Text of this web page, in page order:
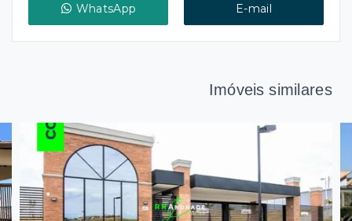
WhatsApp E-mail
Imóveis similares